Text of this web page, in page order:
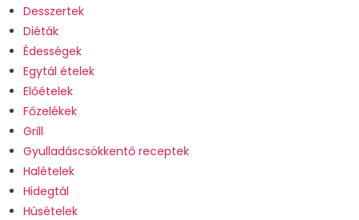
Desszertek
Diéták
Édességek
Egytál ételek
Előételek
Főzelékek
Grill
Gyulladáscsökkentő receptek
Halételek
Hidegtál
Húsételek